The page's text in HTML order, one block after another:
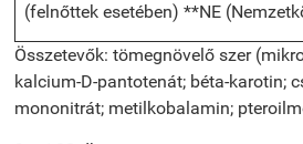
(felnőttek esetében) **NE
Összetevők: tömegnövelő szer
kalcium-D-pantotenát; béta-karotin;
mononitrát; metilkobalamin;